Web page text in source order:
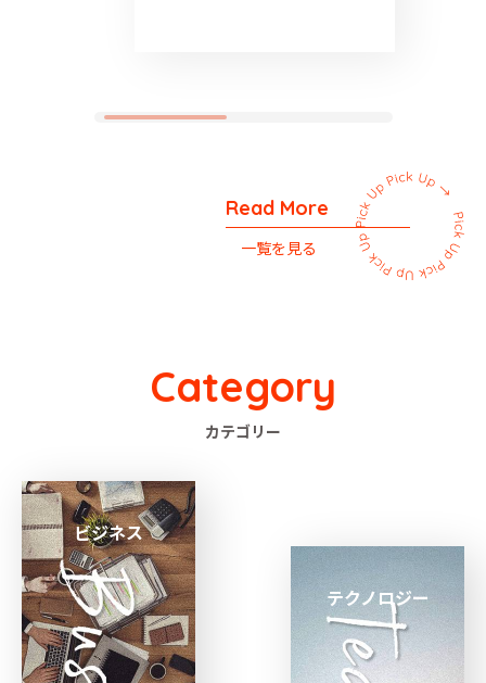
Read More
一覧を見る
Category
カテゴリー
ビジネス
テクノロジー